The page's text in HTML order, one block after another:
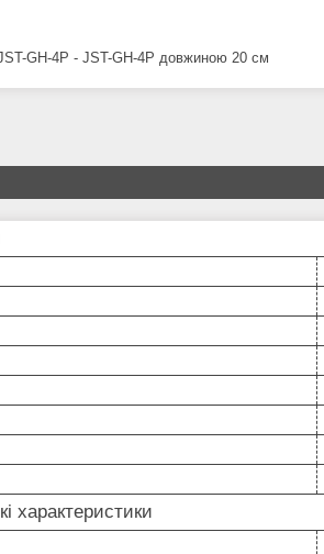
GH-4P - JST-GH-4P довжиною 20 см
характеристики